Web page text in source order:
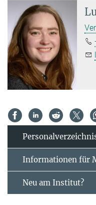
Informationen für
Neu am Institut?